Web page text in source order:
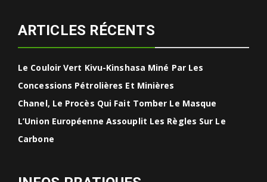
ARTICLES RÉCENTS
Le Couloir Vert Kivu-Kinshasa Miné Par Les
Concessions Pétrolières Et Minières
Chanel, Le Procès Qui Fait Tomber Le Masque
L’Union Européenne Assouplit Les Règles Sur Le
Carbone